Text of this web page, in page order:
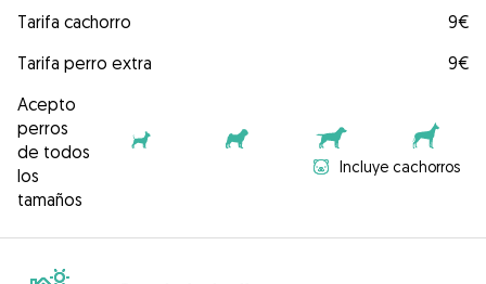
Tarifa cachorro
9€
Tarifa perro extra
9€
Acepto
perros
de todos
los
tamaños
Incluye cachorros